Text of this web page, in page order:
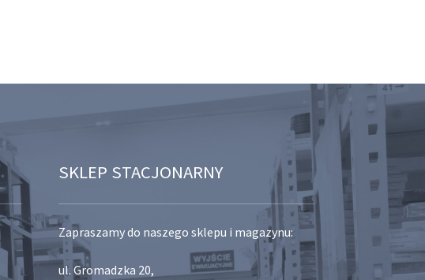
SKLEP STACJONARNY
Zapraszamy do naszego sklepu i magazynu:
ul. Gromadzka 20,